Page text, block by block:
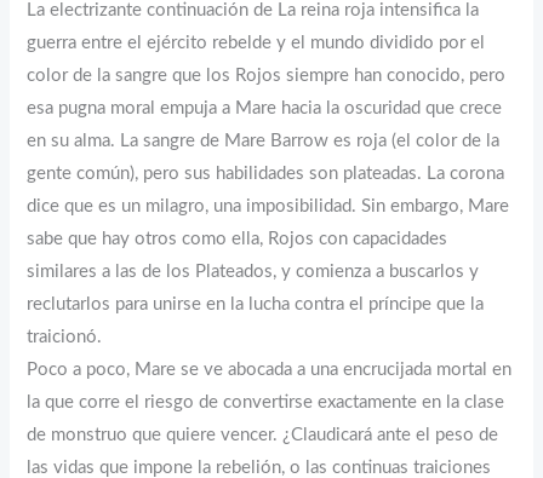
La electrizante continuación de La reina roja intensifica la
guerra entre el ejército rebelde y el mundo dividido por el
color de la sangre que los Rojos siempre han conocido, pero
esa pugna moral empuja a Mare hacia la oscuridad que crece
en su alma. La sangre de Mare Barrow es roja (el color de la
gente común), pero sus habilidades son plateadas. La corona
dice que es un milagro, una imposibilidad. Sin embargo, Mare
sabe que hay otros como ella, Rojos con capacidades
similares a las de los Plateados, y comienza a buscarlos y
reclutarlos para unirse en la lucha contra el príncipe que la
traicionó.
Poco a poco, Mare se ve abocada a una encrucijada mortal en
la que corre el riesgo de convertirse exactamente en la clase
de monstruo que quiere vencer. ¿Claudicará ante el peso de
las vidas que impone la rebelión, o las continuas traiciones